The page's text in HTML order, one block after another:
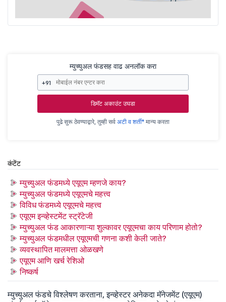
म्युच्युअल फंडसह वाढ अनलॉक करा
+91
डिमॅट अकाउंट उघडा
पुढे सुरू ठेवण्याद्वारे, तुम्ही सर्व अटी व शर्ती* मान्य करता
कंटेंट
म्युच्युअल फंडमध्ये एयूएम म्हणजे काय?
म्युच्युअल फंडमध्ये एयूएमचे महत्त्व
विविध फंडमध्ये एयूएमचे महत्त्व
एयूएम इन्व्हेस्टमेंट स्ट्रॅटेजी
म्युच्युअल फंड आकारणाऱ्या शुल्कावर एयूएमचा काय परिणाम होतो?
म्युच्युअल फंडमधील एयूएमची गणना कशी केली जाते?
व्यवस्थापित मालमत्ता ओळखणे
एयूएम आणि खर्च रेशिओ
निष्कर्ष
म्युच्युअल फंडचे विश्लेषण करताना, इन्व्हेस्टर अनेकदा मॅनेजमेंट (एयूएम)